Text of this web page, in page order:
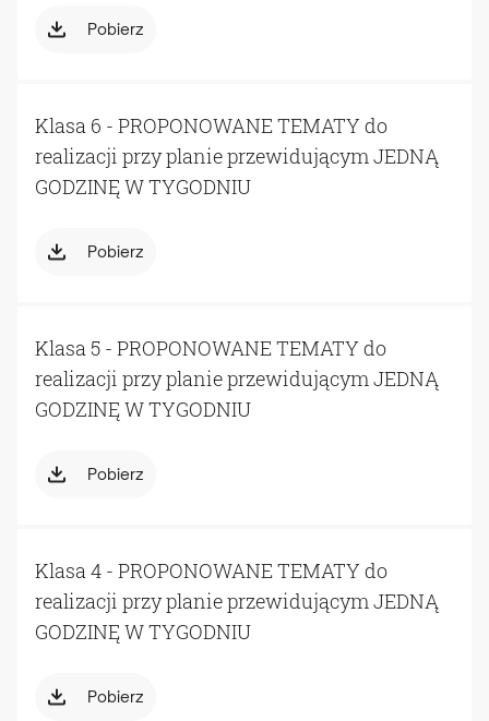
Pobierz
Klasa 6 - PROPONOWANE TEMATY do
realizacji przy planie przewidującym JEDNĄ
GODZINĘ W TYGODNIU
Pobierz
Klasa 5 - PROPONOWANE TEMATY do
realizacji przy planie przewidującym JEDNĄ
GODZINĘ W TYGODNIU
Pobierz
Klasa 4 - PROPONOWANE TEMATY do
realizacji przy planie przewidującym JEDNĄ
GODZINĘ W TYGODNIU
Pobierz